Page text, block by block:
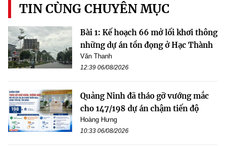
TIN CÙNG CHUYÊN MỤC
Bài 1: Kế hoạch 66 mở lối khơi thông
những dự án tồn đọng ở Hạc Thành
Văn Thanh
12:39 06/08/2026
Quảng Ninh đã tháo gỡ vướng mắc
cho 147/198 dự án chậm tiến độ
Hoàng Hưng
10:33 06/08/2026